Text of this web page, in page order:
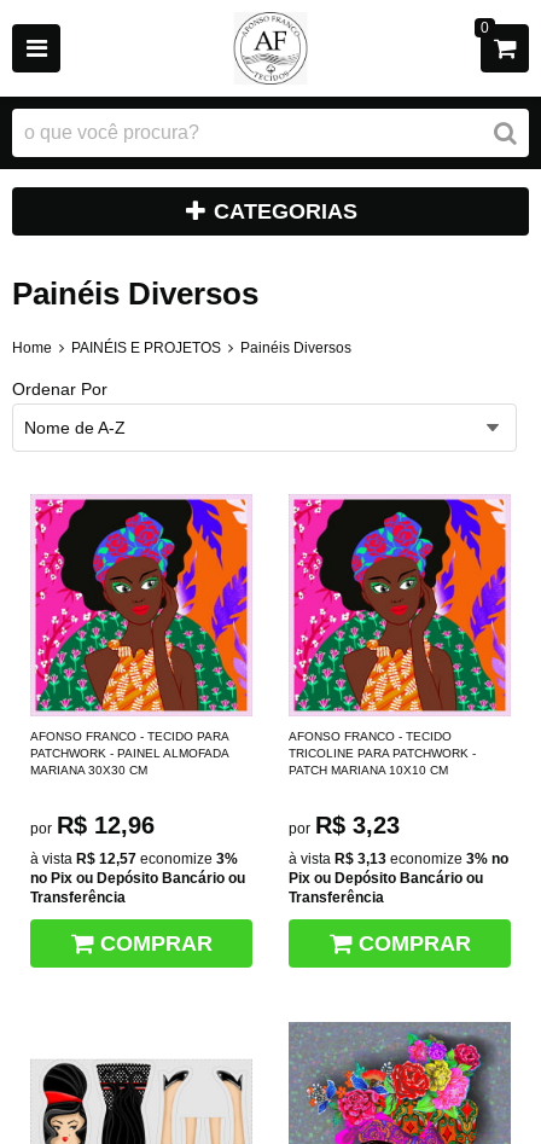
0
CATEGORIAS
Painéis Diversos
Home PAINÉIS E PROJETOS Painéis Diversos
Ordenar Por
Nome de A-Z
AFONSO FRANCO - TECIDO PARA
PATCHWORK - PAINEL ALMOFADA
MARIANA 30X30 CM
por R$ 12,96
à vista R$ 12,57 economize 3%
no Pix ou Depósito Bancário ou
Transferência
COMPRAR
AFONSO FRANCO - TECIDO
TRICOLINE PARA PATCHWORK -
PATCH MARIANA 10X10 CM
por R$ 3,23
à vista R$ 3,13 economize 3% no
Pix ou Depósito Bancário ou
Transferência
COMPRAR